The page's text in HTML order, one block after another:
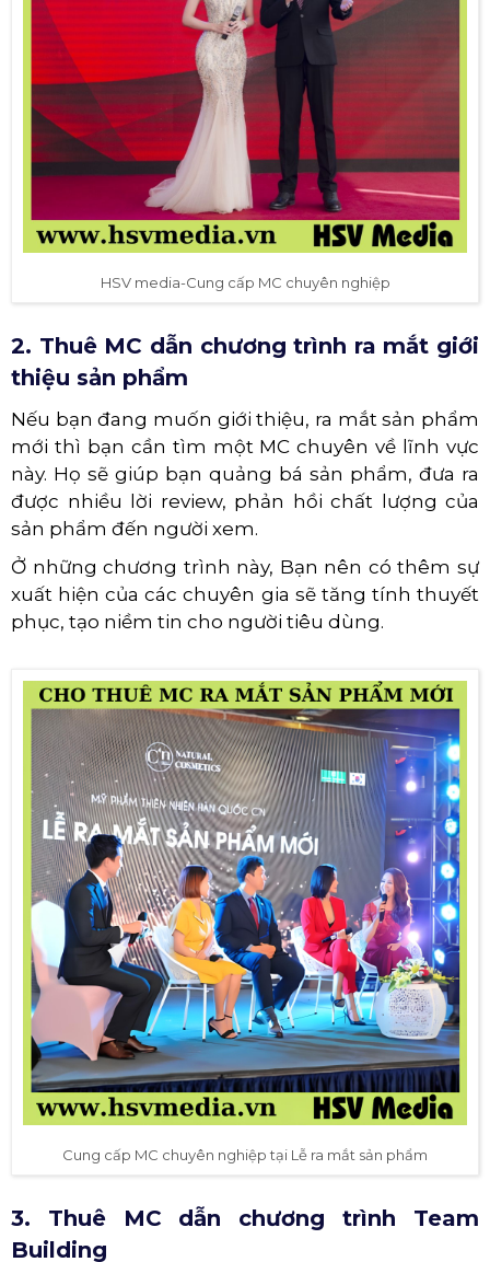
HSV media-Cung cấp MC chuyên nghiệp
2. Thuê MC dẫn chương trình ra mắt giới
thiệu sản phẩm
Nếu bạn đang muốn giới thiệu, ra mắt sản phẩm
mới thì bạn cần tìm một MC chuyên về lĩnh vực
này. Họ sẽ giúp bạn quảng bá sản phẩm, đưa ra
được nhiều lời review, phản hồi chất lượng của
sản phẩm đến người xem.
Ở những chương trình này, Bạn nên có thêm sự
xuất hiện của các chuyên gia sẽ tăng tính thuyết
phục, tạo niềm tin cho người tiêu dùng.
Cung cấp MC chuyên nghiệp tại Lễ ra mắt sản phẩm
3. Thuê MC dẫn chương trình Team
Building